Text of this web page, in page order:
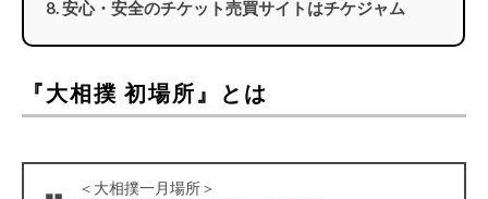
安心・安全のチケット売買サイトはチケジャム
『大相撲 初場所』とは
＜大相撲一月場所＞